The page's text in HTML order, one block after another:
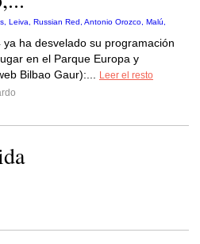
ya ha desvelado su programación
en el Parque Europa y
Bilbao Gaur):...
Leer el resto